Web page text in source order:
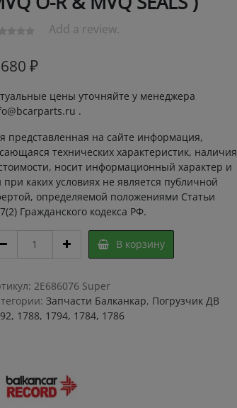
Add a review.
₽
цены уточняйте у менеджера
.
представленная на сайте информация,
технических характеристик, наличия
носит информационный характер и
при каких условиях не является публичной
определяемой положениями Статьи
Гражданского кодекса РФ.
ГДП
сальники
Силикон
(
&
MVQ
В корзину
2E686076 Super
Запчасти Балканкар, Погрузчик ДВ
1788, 1794, 1784, 1786